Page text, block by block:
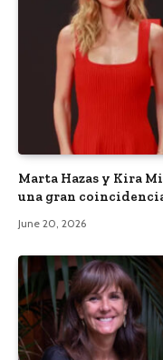
Marta Hazas y Kira
una gran
June 20, 2026